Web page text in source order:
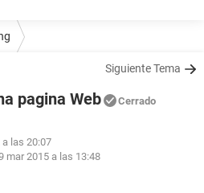
Siguiente Tema
pagina Web Cerrado
las 20:07
mar 2015 a las 13:48